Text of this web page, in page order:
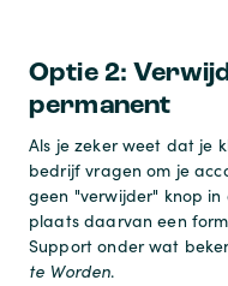
Optie 2:
permanent
Als je zeker weet dat je
bedrijf vragen om je
geen "verwijder" knop in
plaats daarvan een
Support onder wat
te Worden.